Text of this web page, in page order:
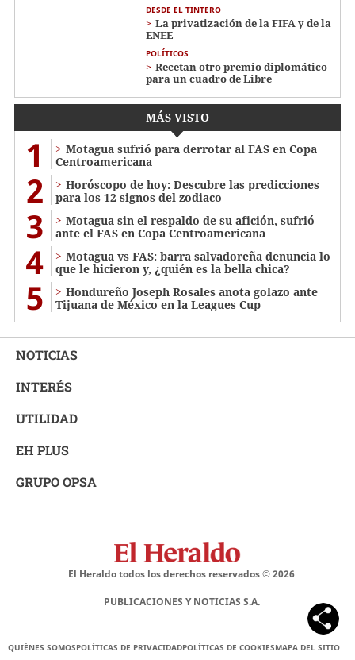
DESDE EL TINTERO
La privatización de la FIFA y de la
ENEE
POLÍTICOS
Recetan otro premio diplomático
para un cuadro de Libre
MÁS VISTO
1
Motagua sufrió para derrotar al FAS en Copa
Centroamericana
2
Horóscopo de hoy: Descubre las predicciones
para los 12 signos del zodiaco
3
Motagua sin el respaldo de su afición, sufrió
ante el FAS en Copa Centroamericana
4
Motagua vs FAS: barra salvadoreña denuncia lo
que le hicieron y, ¿quién es la bella chica?
5
Hondureño Joseph Rosales anota golazo ante
Tijuana de México en la Leagues Cup
NOTICIAS
INTERÉS
UTILIDAD
EH PLUS
GRUPO OPSA
El Heraldo todos los derechos reservados ©2026
PUBLICACIONES Y NOTICIAS S.A.
QUIÉNES SOMOSPOLÍTICAS DE PRIVACIDADPOLÍTICAS DE COOKIESMAPA DEL SITIO